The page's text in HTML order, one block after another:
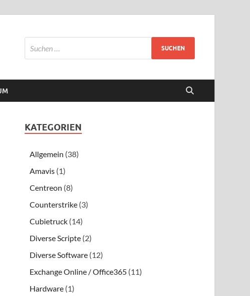
KATEGORIEN
Allgemein (38)
Amavis (1)
Centreon (8)
Counterstrike (3)
Cubietruck (14)
Diverse Scripte (2)
Diverse Software (12)
Exchange Online / Office365 (11)
Hardware (1)